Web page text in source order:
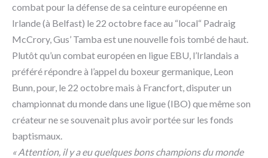
combat pour la défense de sa ceinture européenne en
Irlande (à Belfast) le 22 octobre face au “local“ Padraig
McCrory, Gus’ Tamba est une nouvelle fois tombé de haut.
Plutôt qu’un combat européen en ligue EBU, l’Irlandais a
préféré répondre à l’appel du boxeur germanique, Leon
Bunn, pour, le 22 octobre mais à Francfort, disputer un
championnat du monde dans une ligue (IBO) que même son
créateur ne se souvenait plus avoir portée sur les fonds
baptismaux.
« Attention, il y a eu quelques bons champions du monde